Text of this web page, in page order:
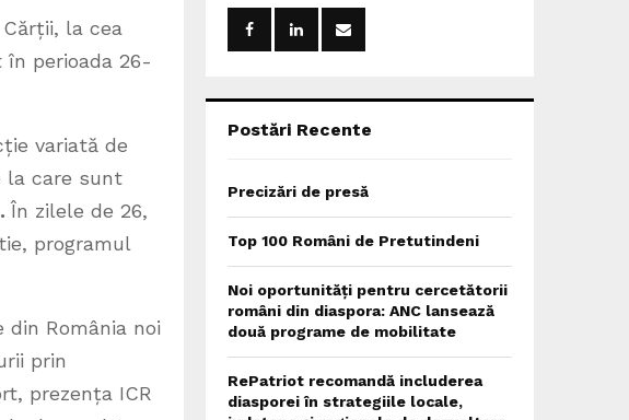
la cea
perioada 26-
variată de
la care sunt
În zilele de 26,
programul
România noi
prin
prezența ICR
o
:
Postări Recente
Precizări de presă
Top 100 Români de Pretutindeni
Noi oportunități pentru cercetătorii
români din diaspora: ANC lansează
două programe de mobilitate
RePatriot recomandă includerea
diasporei în strategiile locale,